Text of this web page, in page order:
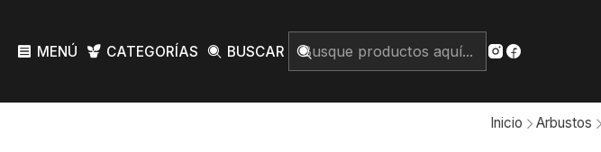
MENÚ CATEGORÍAS BUSCAR
Inicio Arbustos